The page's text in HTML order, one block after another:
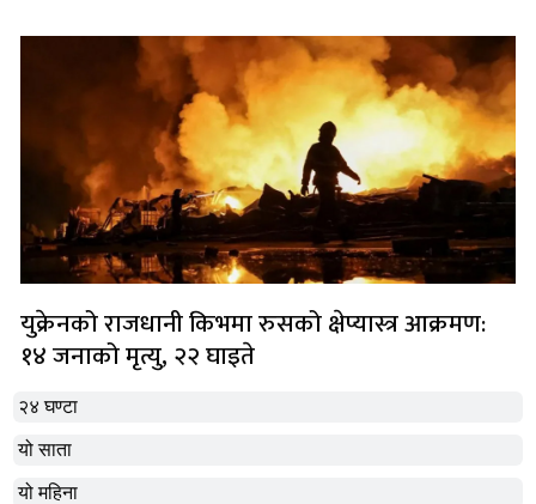
२४ घण्टा
यो साता
यो महिना
युक्रेनको राजधानी किभमा रुसको क्षेप्यास्त्र आक्रमण:
१४ जनाको मृत्यु, २२ घाइते